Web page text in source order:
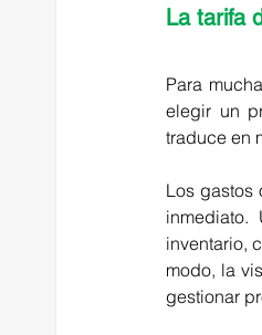
La tarifa
Para
elegir un
traduce en
Los gastos
inventario,
modo, la
gestionar